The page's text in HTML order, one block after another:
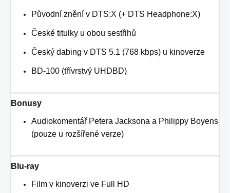
Původní znění v DTS:X (+ DTS Headphone:X)
České titulky u obou sestřihů
Český dabing v DTS 5.1 (768 kbps) u kinoverze
BD-100 (třívrstvý UHDBD)
Bonusy
Audiokomentář Petera Jacksona a Philippy Boyens
(pouze u rozšířené verze)
Blu-ray
Film v kinoverzi ve Full HD